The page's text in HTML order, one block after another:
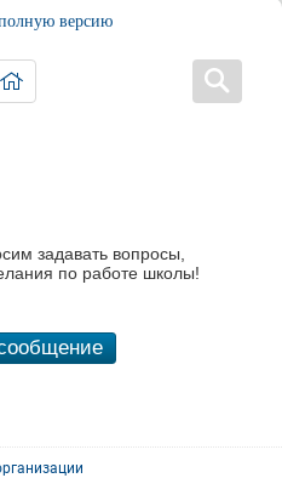
версию
задавать вопросы,
по работе школы!